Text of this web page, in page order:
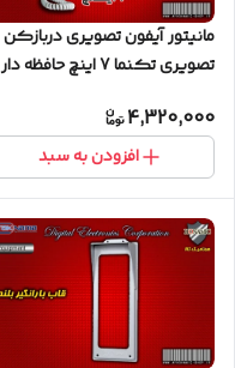
مانیتور آیفون تصویری دربازکن
تصویری تکنما 7 اینچ حافظه دار
4,320,000
افزودن به سبد